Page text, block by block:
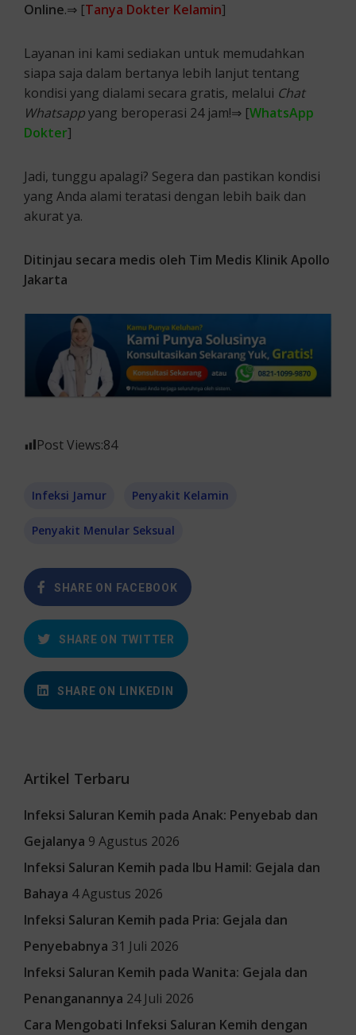
Online.⇒ [Tanya Dokter Kelamin]
Layanan ini kami sediakan untuk memudahkan
siapa saja dalam bertanya lebih lanjut tentang
kondisi yang dialami secara gratis, melalui Chat
Whatsappyang beroperasi 24 jam!⇒ [WhatsApp
Dokter]
Jadi, tunggu apalagi? Segera dan pastikan kondisi
yang Anda alami teratasi dengan lebih baik dan
akurat ya.
Ditinjau secara medis oleh Tim Medis Klinik Apollo
Jakarta
Post Views:84
Infeksi Jamur Penyakit Kelamin
Penyakit Menular Seksual
SHARE ON FACEBOOK
SHARE ON TWITTER
SHARE ON LINKEDIN
Artikel Terbaru
Infeksi Saluran Kemih pada Anak: Penyebab dan
Gejalanya 9 Agustus 2026
Infeksi Saluran Kemih pada Ibu Hamil: Gejala dan
Bahaya 4 Agustus 2026
Infeksi Saluran Kemih pada Pria: Gejala dan
Penyebabnya 31 Juli 2026
Infeksi Saluran Kemih pada Wanita: Gejala dan
Penanganannya 24 Juli 2026
Cara Mengobati Infeksi Saluran Kemih dengan